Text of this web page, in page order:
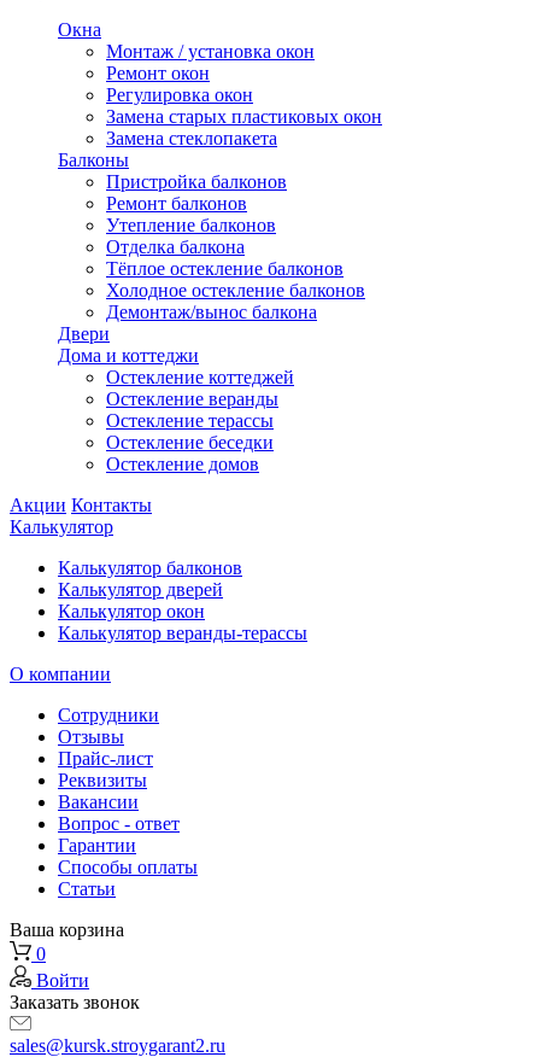
Окна
Монтаж / установка окон
Ремонт окон
Регулировка окон
Замена старых пластиковых окон
Замена стеклопакета
Балконы
Пристройка балконов
Ремонт балконов
Утепление балконов
Отделка балкона
Тёплое остекление балконов
Холодное остекление балконов
Демонтаж/вынос балкона
Двери
Дома и коттеджи
Остекление коттеджей
Остекление веранды
Остекление терассы
Остекление беседки
Остекление домов
Акции Контакты
Калькулятор
Калькулятор балконов
Калькулятор дверей
Калькулятор окон
Калькулятор веранды-терассы
О компании
Сотрудники
Отзывы
Прайс-лист
Реквизиты
Вакансии
Вопрос - ответ
Гарантии
Способы оплаты
Статьи
Ваша корзина
0
Войти
Заказать звонок
sales@kursk.stroygarant2.ru